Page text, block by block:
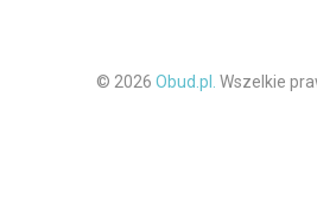
© 2026 Obud.pl. Wszelkie